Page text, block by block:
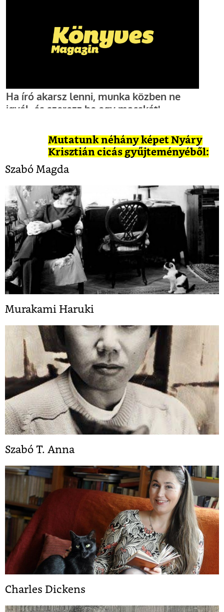
Mutatunk néhány képet Nyáry
Krisztián cicás gyűjteményéből:
Szabó Magda
Murakami Haruki
Szabó T. Anna
Charles Dickens